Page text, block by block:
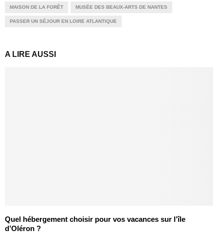
MAISON DE LA FORÊT MUSÉE DES BEAUX-ARTS DE NANTES
PASSER UN SÉJOUR EN LOIRE ATLANTIQUE
A LIRE AUSSI
Quel hébergement choisir pour vos vacances sur l’île
d’Oléron ?